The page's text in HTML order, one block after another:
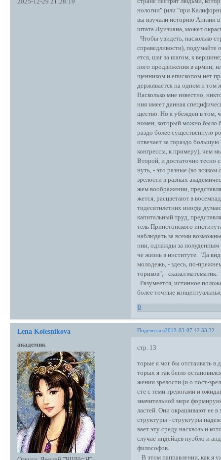
2025-12-29 21:28:19
нологии" (или "при
вы изучали историю Англии в
штата Луизиана, может
Чтобы увидеть, насколько
справедливости), подумайте
ется, шаг за шагом, к
ного продвижения в армии;
щенником и епископом нет
держивается на одном и том
Насколько мне известно,
ния имеет данная
щество. Но я убежден в том,
номен, который можно было
раздо более существенную
отвечает за гораздо
конгрессы, к примеру), чем
Второй, и достаточно тесно
нуть, - это разные (во
зрелости в разных
жем воображении,
жется, расцветают в
тидесятилетних иногда
капитальный труд,
тель Принстонского
наблюдать за всеми
нии, однажды за полуденным
че жизнь в институте. "Да
молодежь, - здесь, по-
ториков", - сказал математик.
Разумеется, истинное
более точные
0
Поделиться2012-03-07 12:33:32
Lena Kolesnikova
академик стр. 13
торые я мог бы отстаивать в
торых я так бегло
жении зрелости (и о пост-
сте с теми тревогами и
значительной мере
ластей. Они окрашивают ее в
структуры - структуры
вает эту среду насквозь и
случае индейцев пуэбло и
философов.
В этом направлении, как я